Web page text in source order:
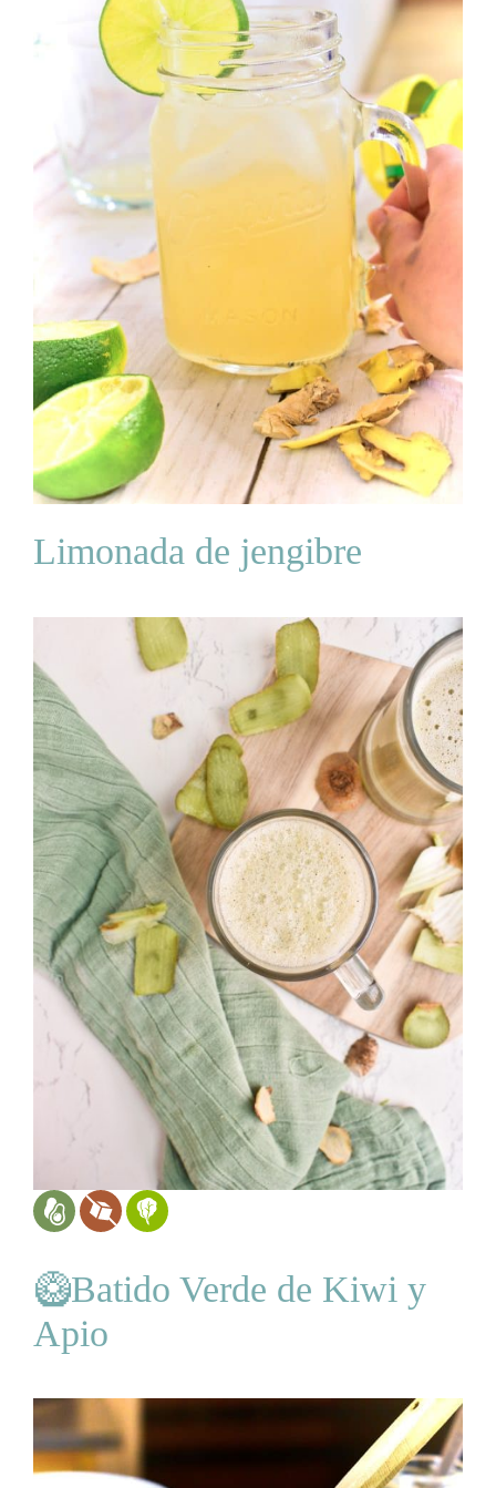
Limonada de jengibre
🥝Batido Verde de Kiwi y
Apio